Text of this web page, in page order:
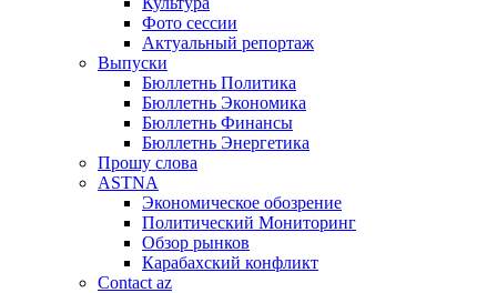
Фото сессии
Актуальный репортаж
Выпуски
Бюллетнь Политика
Бюллетнь Экономика
Бюллетнь Финансы
Бюллетнь Энергетика
Прошу слова
ASTNA
Экономическое обозрение
Политический Мониторинг
Обзор рынков
Карабахский конфликт
Contact az